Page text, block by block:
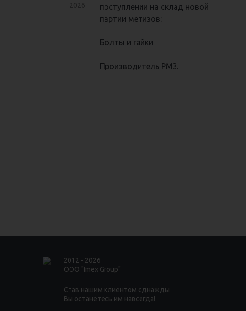
поступлении на склад новой
партии метизов:
Болты и гайки
Производитель РМЗ.
2012 - 2026
ООО "Imex Group"
Став нашим клиентом однажды
Вы останетесь им навсегда!